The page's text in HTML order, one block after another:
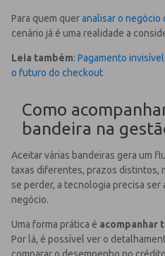
Para quem queranalisar o negócio
cenário já é uma realidade a
Leia também: Pagamento
o futuro do checkout
Como
bandeira na
Aceitar várias bandeiras gera um
taxas diferentes, prazos distintos,
se perder, a tecnologia precisa ser
negócio.
Uma forma prática é acompanhar
Por lá, é possível ver o
comparar o desempenho no